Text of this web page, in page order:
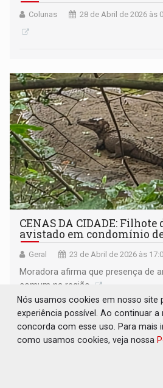
Colunas 28 de Abril de 2026 às
CENAS DA CIDADE: Filhote
avistado em condomínio
Geral 23 de Abril de 2026 às
Moradora afirma que presença de
comum na região
Nós usamos cookies em nosso
experiência possível. Ao continuar a
concorda com esse uso. Para mais
como usamos cookies, veja nossa